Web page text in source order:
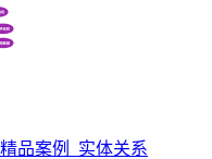
品案例_实体关系